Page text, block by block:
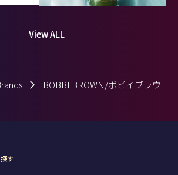
View ALL
BOBBI BROWN/ボビイブラウ
す